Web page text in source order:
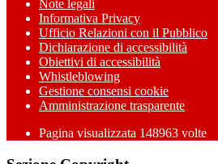
Note legali
Informativa Privacy
Ufficio Relazioni con il Pubblico
Dichiarazione di accessibilità
Obiettivi di accessibilità
Whistleblowing
Gestione consensi cookie
Amministrazione trasparente
Pagina visualizzata 148963 volte